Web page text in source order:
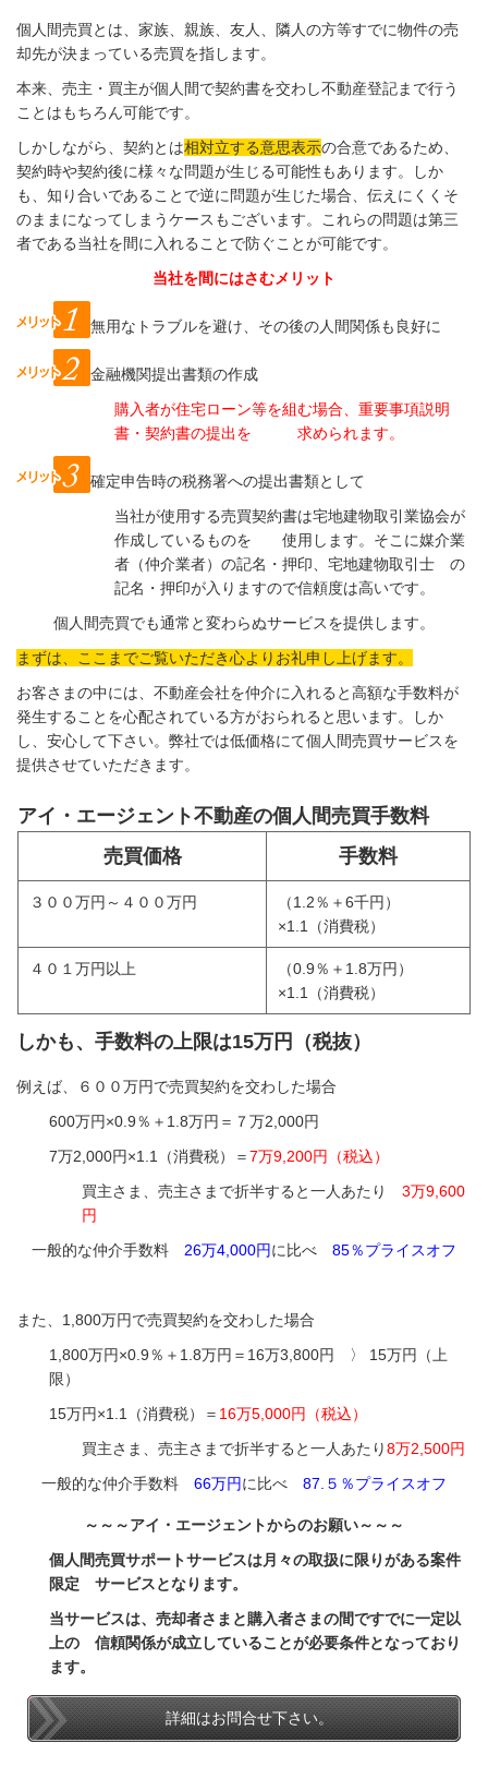
個人間売買とは、家族、親族、友人、隣人の方等すでに物件の売
却先が決まっている売買を指します。
本来、売主・買主が個人間で契約書を交わし不動産登記まで行う
ことはもちろん可能です。
しかしながら、契約とは相対立する意思表示の合意であるため、
契約時や契約後に様々な問題が生じる可能性もあります。しか
も、知り合いであることで逆に問題が生じた場合、伝えにくくそ
のままになってしまうケースもございます。これらの問題は第三
者である当社を間に入れることで防ぐことが可能です。
当社を間にはさむメリット
無用なトラブルを避け、その後の人間関係も良好に
金融機関提出書類の作成
購入者が住宅ローン等を組む場合、重要事項説明
書・契約書の提出を 求められます。
確定申告時の税務署への提出書類として
当社が使用する売買契約書は宅地建物取引業協会が
作成しているものを 使用します。そこに媒介業
者（仲介業者）の記名・押印、宅地建物取引士 の
記名・押印が入りますので信頼度は高いです。
個人間売買でも通常と変わらぬサービスを提供します。
まずは、ここまでご覧いただき心よりお礼申し上げます。
お客さまの中には、不動産会社を仲介に入れると高額な手数料が
発生することを心配されている方がおられると思います。しか
し、安心して下さい。弊社では低価格にて個人間売買サービスを
提供させていただきます。
アイ・エージェント不動産の個人間売買手数料
売買価格
手数料
３００万円～４００万円
（1.2％＋6千円）
×1.1（消費税）
４０１万円以上
（0.9％＋1.8万円）
×1.1（消費税）
しかも、手数料の上限は15万円（税抜）
例えば、６００万円で売買契約を交わした場合
600万円×0.9％＋1.8万円＝７万2,000円
7万2,000円×1.1（消費税）＝7万9,200円（税込）
買主さま、売主さまで折半すると一人あたり 3万9,600
円
一般的な仲介手数料 26万4,000円に比べ 85％プライスオフ
また、1,800万円で売買契約を交わした場合
1,800万円×0.9％＋1.8万円＝16万3,800円 〉 15万円（上
限）
15万円×1.1（消費税）＝ 16万5,000円（税込）
買主さま、売主さまで折半すると一人あたり8万2,500円
一般的な仲介手数料 66万円に比べ 87.５％プライスオフ
～～～アイ・エージェントからのお願い～～～
個人間売買サポートサービスは月々の取扱に限りがある案件
限定 サービスとなります。
当サービスは、売却者さまと購入者さまの間ですでに一定以
上の 信頼関係が成立していることが必要条件となっており
ます。
詳細はお問合せ下さい。